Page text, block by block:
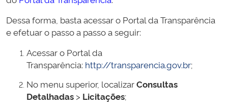
Dessa forma, basta acessar o Portal da Transparência
e efetuar o passo a passo a seguir:
Acessar o Portal da
Transparência: http://transparencia.gov.br;
No menu superior, localizarConsultas
Detalhadas > Licitações;